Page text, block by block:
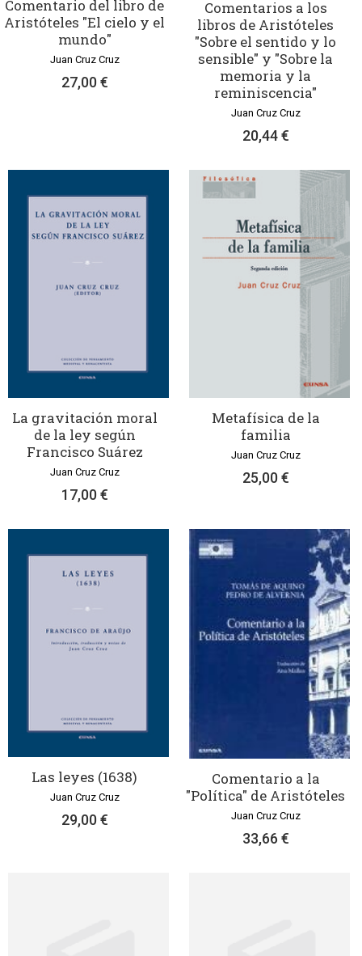
Comentario del libro de
Aristóteles "El cielo y el
mundo"
Juan Cruz Cruz
27,00 €
Comentarios a los
libros de Aristóteles
"Sobre el sentido y lo
sensible" y "Sobre la
memoria y la
reminiscencia"
Juan Cruz Cruz
20,44 €
La gravitación moral
de la ley según
Francisco Suárez
Juan Cruz Cruz
17,00 €
Metafísica de la
familia
Juan Cruz Cruz
25,00 €
Las leyes (1638)
Juan Cruz Cruz
29,00 €
Comentario a la
"Política" de Aristóteles
Juan Cruz Cruz
33,66 €